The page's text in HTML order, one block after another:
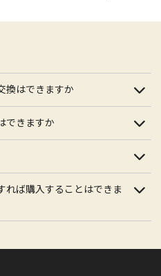
換はできますか
できますか
れば購入することはできま